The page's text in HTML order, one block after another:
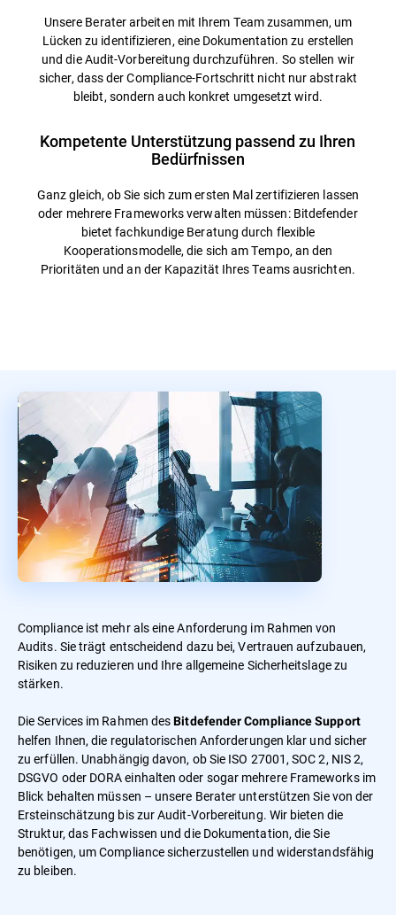
Unsere Berater arbeiten mit Ihrem Team zusammen, um
Lücken zu identifizieren, eine Dokumentation zu erstellen
und die Audit-Vorbereitung durchzuführen. So stellen wir
sicher, dass der Compliance-Fortschritt nicht nur abstrakt
bleibt, sondern auch konkret umgesetzt wird.
Kompetente Unterstützung passend zu Ihren
Bedürfnissen
Ganz gleich, ob Sie sich zum ersten Mal zertifizieren lassen
oder mehrere Frameworks verwalten müssen: Bitdefender
bietet fachkundige Beratung durch flexible
Kooperationsmodelle, die sich am Tempo, an den
Prioritäten und an der Kapazität Ihres Teams ausrichten.
Compliance ist mehr als eine Anforderung im Rahmen von
Audits. Sie trägt entscheidend dazu bei, Vertrauen aufzubauen,
Risiken zu reduzieren und Ihre allgemeine Sicherheitslage zu
stärken.
Die Services im Rahmen desBitdefender Compliance Support
helfen Ihnen, die regulatorischen Anforderungen klar und sicher
zu erfüllen. Unabhängig davon, ob Sie ISO 27001, SOC 2, NIS 2,
DSGVO oder DORA einhalten oder sogar mehrere Frameworks im
Blick behalten müssen – unsere Berater unterstützen Sie von der
Ersteinschätzung bis zur Audit-Vorbereitung. Wir bieten die
Struktur, das Fachwissen und die Dokumentation, die Sie
benötigen, um Compliance sicherzustellen und widerstandsfähig
zu bleiben.